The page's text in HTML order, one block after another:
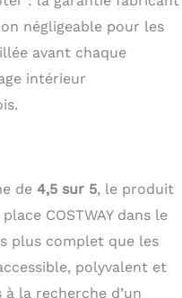
négligeable pour les
avant chaque
intérieur
de 4,5 sur 5, le produit
COSTWAY dans le
plus complet que les
polyvalent et
la recherche d’un